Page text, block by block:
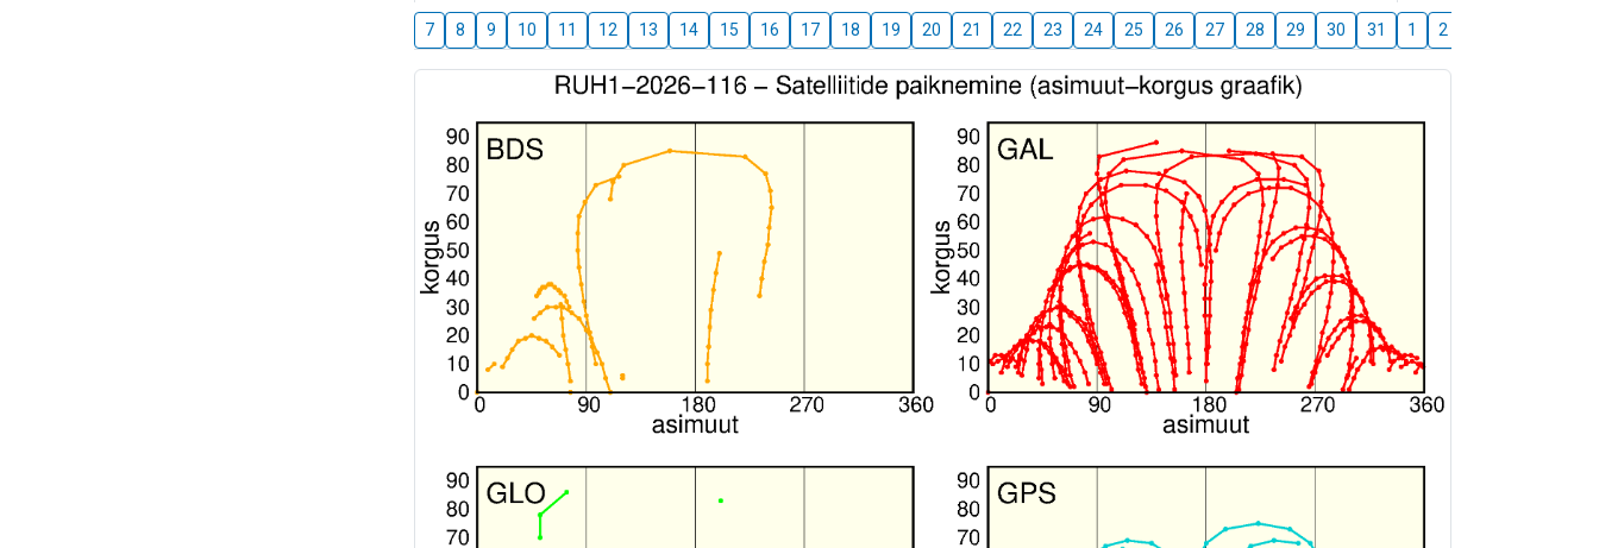
7 8 9 10 11 12 13 14 15 16 17 18 19 20 21 22 23 24 25 26 27 28 29 30 31 1 2